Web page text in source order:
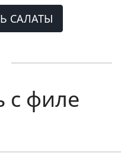
САЛАТЫ
с филе